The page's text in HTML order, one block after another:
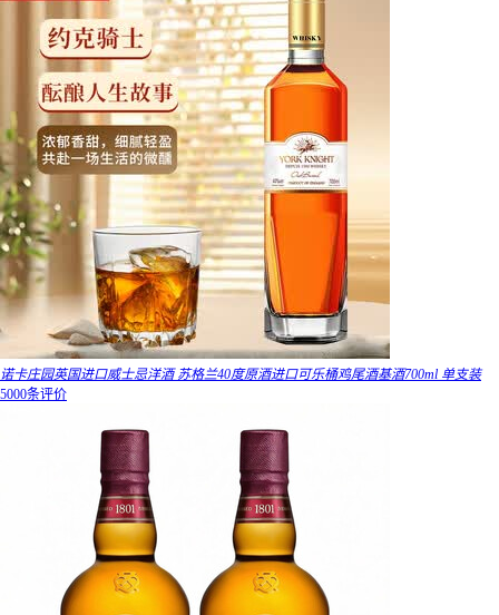
诺卡庄园英国进口威士忌洋酒 苏格兰40度原酒进口可乐桶鸡尾酒基酒700ml 单支装
5000条评价